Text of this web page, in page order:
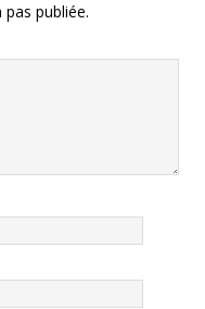
publiée.